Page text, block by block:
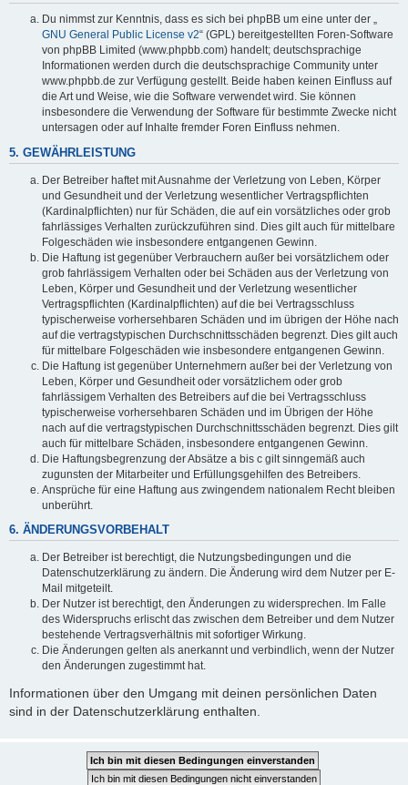
Du nimmst zur Kenntnis, dass es sich bei phpBB um eine unter der „
GNU General Public License v2“ (GPL) bereitgestellten Foren-Software
von phpBB Limited (www.phpbb.com) handelt; deutschsprachige
Informationen werden durch die deutschsprachige Community unter
www.phpbb.de zur Verfügung gestellt. Beide haben keinen Einfluss auf
die Art und Weise, wie die Software verwendet wird. Sie können
insbesondere die Verwendung der Software für bestimmte Zwecke nicht
untersagen oder auf Inhalte fremder Foren Einfluss nehmen.
5. GEWÄHRLEISTUNG
Der Betreiber haftet mit Ausnahme der Verletzung von Leben, Körper
und Gesundheit und der Verletzung wesentlicher Vertragspflichten
(Kardinalpflichten) nur für Schäden, die auf ein vorsätzliches oder grob
fahrlässiges Verhalten zurückzuführen sind. Dies gilt auch für mittelbare
Folgeschäden wie insbesondere entgangenen Gewinn.
Die Haftung ist gegenüber Verbrauchern außer bei vorsätzlichem oder
grob fahrlässigem Verhalten oder bei Schäden aus der Verletzung von
Leben, Körper und Gesundheit und der Verletzung wesentlicher
Vertragspflichten (Kardinalpflichten) auf die bei Vertragsschluss
typischerweise vorhersehbaren Schäden und im übrigen der Höhe nach
auf die vertragstypischen Durchschnittsschäden begrenzt. Dies gilt auch
für mittelbare Folgeschäden wie insbesondere entgangenen Gewinn.
Die Haftung ist gegenüber Unternehmern außer bei der Verletzung von
Leben, Körper und Gesundheit oder vorsätzlichem oder grob
fahrlässigem Verhalten des Betreibers auf die bei Vertragsschluss
typischerweise vorhersehbaren Schäden und im Übrigen der Höhe
nach auf die vertragstypischen Durchschnittsschäden begrenzt. Dies gilt
auch für mittelbare Schäden, insbesondere entgangenen Gewinn.
Die Haftungsbegrenzung der Absätze a bis c gilt sinngemäß auch
zugunsten der Mitarbeiter und Erfüllungsgehilfen des Betreibers.
Ansprüche für eine Haftung aus zwingendem nationalem Recht bleiben
unberührt.
6. ÄNDERUNGSVORBEHALT
Der Betreiber ist berechtigt, die Nutzungsbedingungen und die
Datenschutzerklärung zu ändern. Die Änderung wird dem Nutzer per E-
Mail mitgeteilt.
Der Nutzer ist berechtigt, den Änderungen zu widersprechen. Im Falle
des Widerspruchs erlischt das zwischen dem Betreiber und dem Nutzer
bestehende Vertragsverhältnis mit sofortiger Wirkung.
Die Änderungen gelten als anerkannt und verbindlich, wenn der Nutzer
den Änderungen zugestimmt hat.
Informationen über den Umgang mit deinen persönlichen Daten
sind in der Datenschutzerklärung enthalten.